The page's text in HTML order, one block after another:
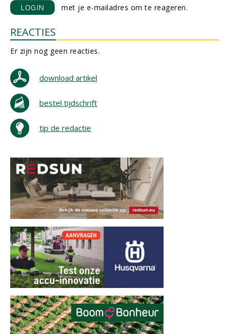
LOGIN met je e-mailadres om te reageren.
REACTIES
Er zijn nog geen reacties.
download artikel
bestel tijdschrift
tip de redactie